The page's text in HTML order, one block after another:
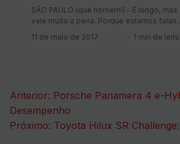
Lucas di …
SÃO PAULO (que homem!) – É longo, mas
vale muito a pena. Porque estamos
a mensagem do Bruno Escarim, que tem
11 de maio de 2017 1 min de
Navegação
de
Post
Anterior: Porsche Panamera 4 e-
Desempenho
Próximo: Toyota Hilux SR